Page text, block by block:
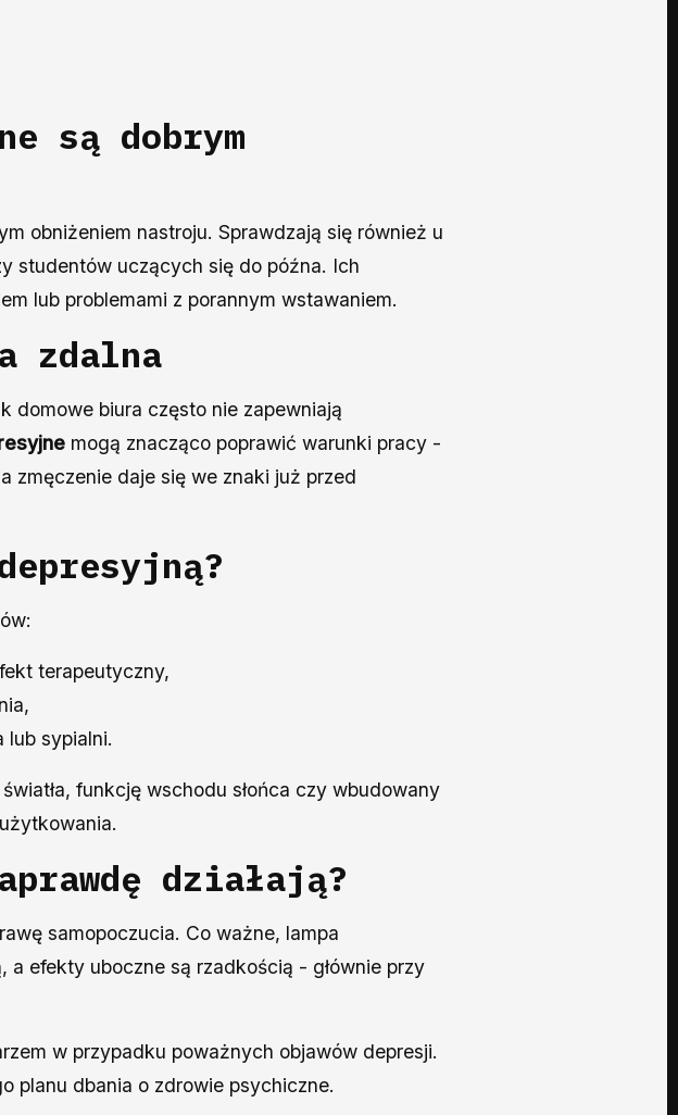
są dobrym
obniżeniem nastroju. Sprawdzają się również u
studentów uczących się do późna. Ich
lub problemami z porannym wstawaniem.
zdalna
domowe biura często nie zapewniają
mogą znacząco poprawić warunki pracy -
zmęczenie daje się we znaki już przed
terapeutyczny,
lub sypialni.
funkcję wschodu słońca czy wbudowany
działają?
samopoczucia. Co ważne, lampa
a efekty uboczne są rzadkością - głównie przy
w przypadku poważnych objawów depresji.
planu dbania o zdrowie psychiczne.